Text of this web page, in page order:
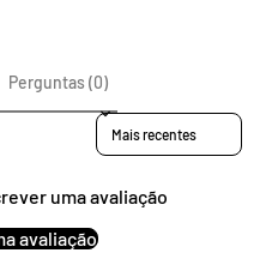
Perguntas (0)
Sort reviews by
uma avaliação
avaliação